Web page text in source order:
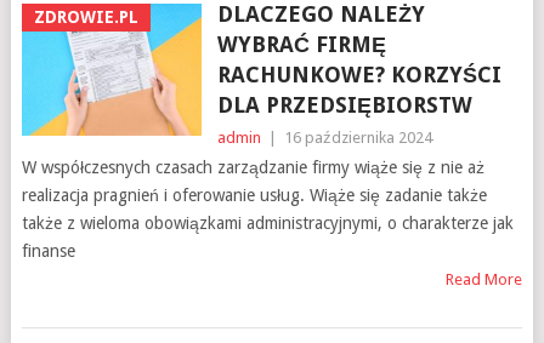
ZDROWIE.PL
DLACZEGO NALEŻY
WYBRAĆ FIRMĘ
RACHUNKOWE? KORZYŚCI
DLA PRZEDSIĘBIORSTW
admin 16 października 2024
W współczesnych czasach zarządzanie firmy wiąże się z nie aż
realizacja pragnień i oferowanie usług. Wiąże się zadanie także
także z wieloma obowiązkami administracyjnymi, o charakterze jak
finanse
Read More